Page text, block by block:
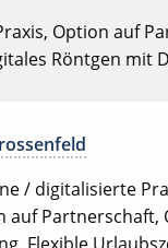
Option auf
Röntgen mit
/ digitalisierte
Partnerschaft,